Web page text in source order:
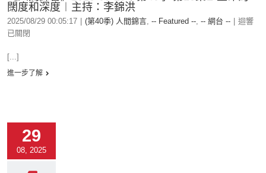
闊度和深度︱主持：李錦洪
2025/08/29 00:05:17 (第40季) 人間錦言, -- Featured --, -- 網台 --
迴響
已關閉
[...]
進一步了解
29
08, 2025